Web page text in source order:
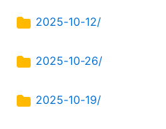
2025-10-12/
2025-10-26/
2025-10-19/